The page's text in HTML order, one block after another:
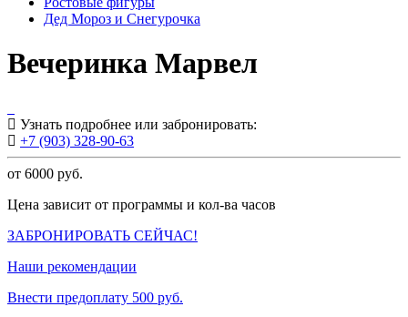
Дед Мороз и Снегурочка
Вечеринка Марвел
Узнать подробнее или забронировать:
+7 (903) 328-90-63
от 6000 руб.
Цена зависит от программы и кол-ва часов
ЗАБРОНИРОВАТЬ СЕЙЧАС!
Наши рекомендации
Внести предоплату 500 руб.